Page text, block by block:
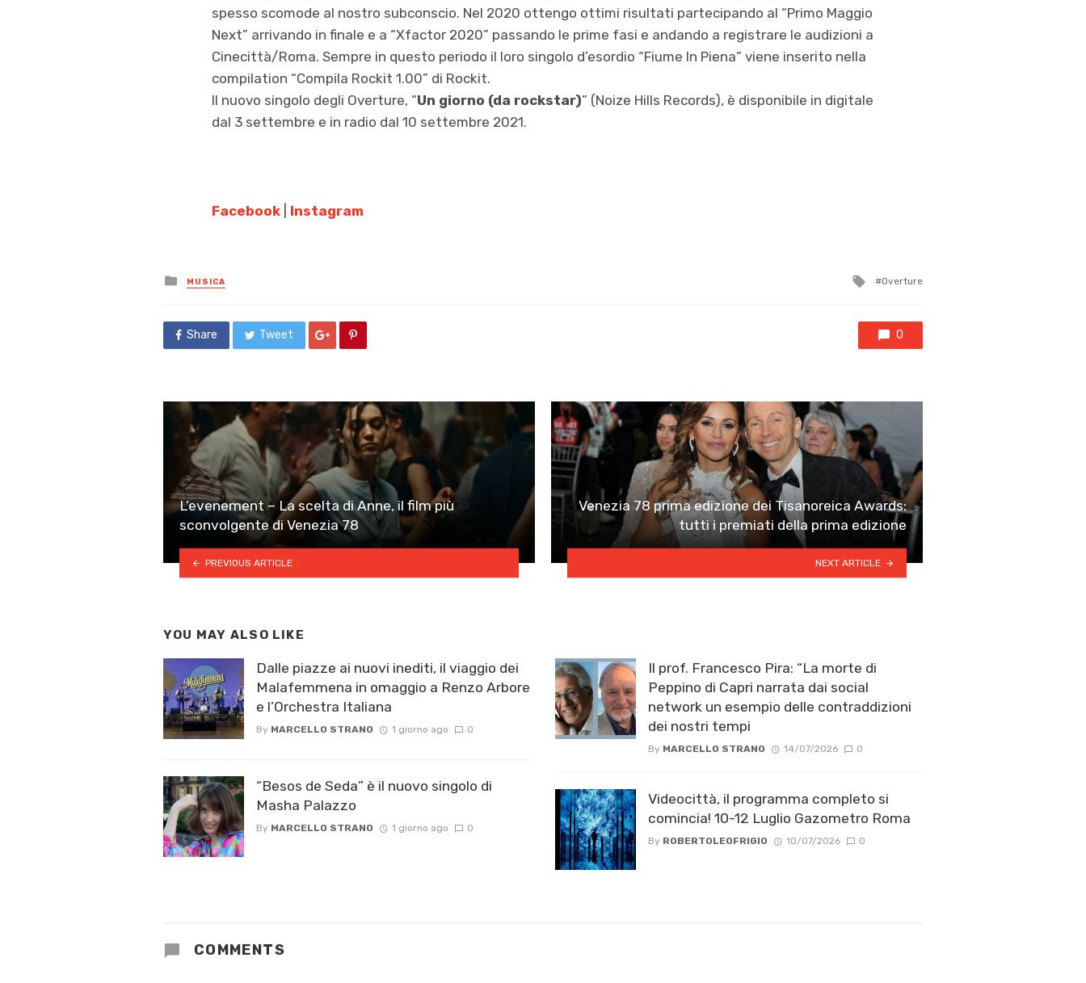
spesso scomode al nostro subconscio. Nel 2020 ottengo ottimi risultati partecipando al “Primo Maggio
Next” arrivando in finale e a “Xfactor 2020” passando le prime fasi e andando a registrare le audizioni a
Cinecittà/Roma. Sempre in questo periodo il loro singolo d’esordio “Fiume In Piena” viene inserito nella
compilation “Compila Rockit 1.00” di Rockit.
Il nuovo singolo degli Overture, “Un giorno (da rockstar)” (Noize Hills Records), è disponibile in digitale
dal 3 settembre e in radio dal 10 settembre 2021.
Facebook Instagram
Posted
in
MUSICA
Tagged
Overture
Share Tweet 0
L’evenement – La scelta di Anne, il film più
sconvolgente di Venezia 78
PREVIOUS ARTICLE
Venezia 78 prima edizione dei Tisanoreica Awards:
tutti i premiati della prima edizione
NEXT ARTICLE
YOU MAY ALSO LIKE
Dalle piazze ai nuovi inediti, il viaggio dei
Malafemmena in omaggio a Renzo Arbore
e l’Orchestra Italiana ​
By MARCELLO STRANO 1 giorno ago 0
“Besos de Seda” è il nuovo singolo di
Masha Palazzo
By MARCELLO STRANO 1 giorno ago 0
Il prof. Francesco Pira: “La morte di
Peppino di Capri narrata dai social
network un esempio delle contraddizioni
dei nostri tempi
By MARCELLO STRANO 14/07/2026 0
Videocittà, il programma completo si
comincia! 10-12 Luglio Gazometro Roma
By ROBERTOLEOFRIGIO 10/07/2026 0
COMMENTS